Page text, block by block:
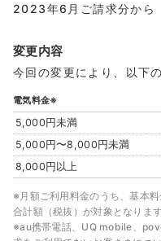
2023年6月ご請求分から
変更内容
今回の変更により、以下
電気料金※
5,000円未満
5,000円〜8,000円未満
8,000円以上
※月額ご利用料金のうち、基本
合計額（税抜）が対象となります
※au携帯電話、UQ mobile、